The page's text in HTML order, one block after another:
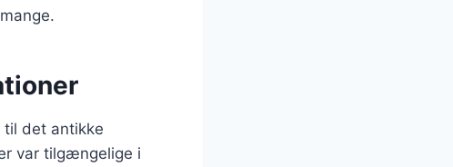
til det antikke
var tilgængelige i